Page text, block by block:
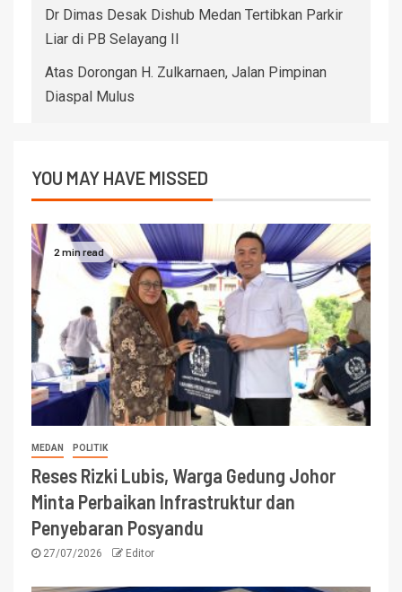
Dr Dimas Desak Dishub Medan Tertibkan Parkir
Liar di PB Selayang II
Atas Dorongan H. Zulkarnaen, Jalan Pimpinan
Diaspal Mulus
YOU MAY HAVE MISSED
2 min read
MEDAN POLITIK
Reses Rizki Lubis, Warga Gedung Johor
Minta Perbaikan Infrastruktur dan
Penyebaran Posyandu
27/07/2026 Editor